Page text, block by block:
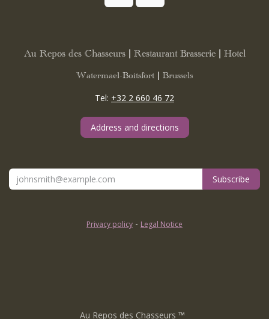
Au Repos des Chasseurs | Restaurant Brasserie | Hotel
Watermael-Boitsfort | Brussels
Tel: +32 2 660 46 72
Address and directions
Subscribe
Privacy policy - Legal Notice
Au Repos des Chasseurs ™